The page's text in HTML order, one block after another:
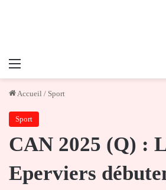
Menu
Accueil / Sport
Sport
CAN 2025 (Q) :
Eperviers